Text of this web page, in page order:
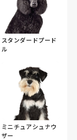
スタンダードプード
ル
ミニチュアシュナウ
ザー